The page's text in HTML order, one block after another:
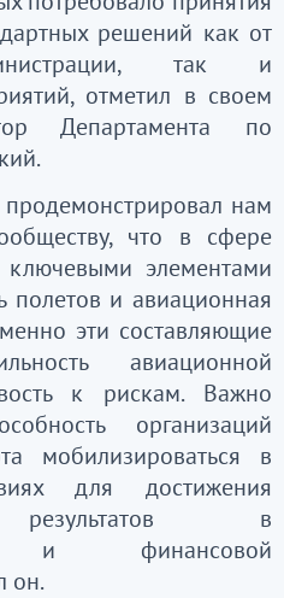
решений как от
так и
отметил в своем
Департамента по
нам
что в сфере
элементами
полетов и авиационная
эти составляющие
авиационной
к рискам. Важно
организаций
мобилизироваться в
для достижения
результатов в
и финансовой
он.